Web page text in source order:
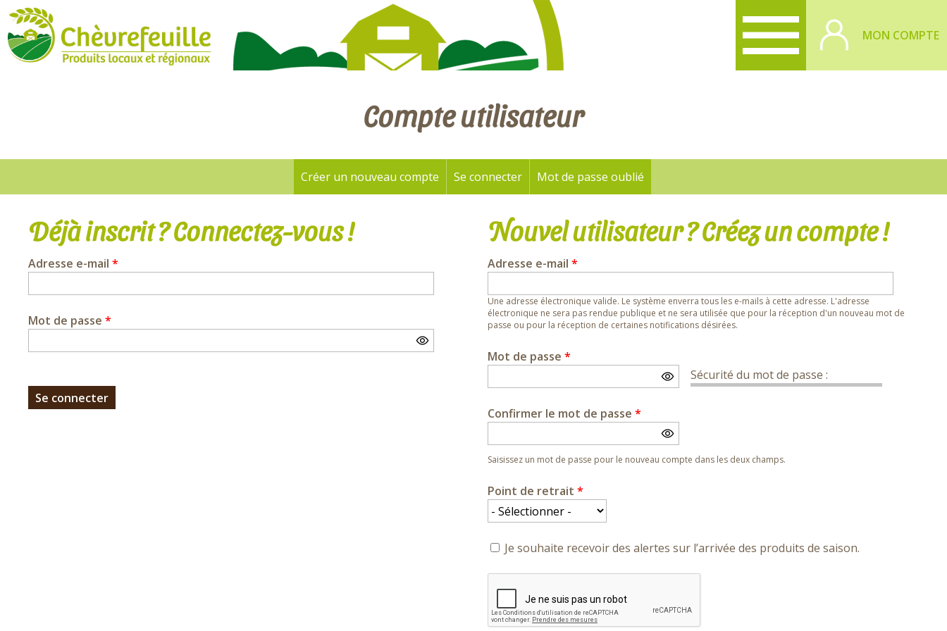
MON COMPTE
Compte utilisateur
Onglets
principaux
Créer un nouveau compte Se connecter (onglet actif)
Mot de passe oublié
Déjà inscrit ? Connectez-vous !
Adresse e-mail *
Mot de passe *
Nouvel utilisateur ? Créez un compte !
Adresse e-mail *
Une adresse électronique valide. Le système enverra tous les e-mails à cette adresse. L'adresse
électronique ne sera pas rendue publique et ne sera utilisée que pour la réception d'un nouveau mot de
passe ou pour la réception de certaines notifications désirées.
Mot de passe *
Sécurité du mot de passe :
Confirmer le mot de passe *
Saisissez un mot de passe pour le nouveau compte dans les deux champs.
Point de retrait *
Je souhaite recevoir des alertes sur l’arrivée des produits de saison.